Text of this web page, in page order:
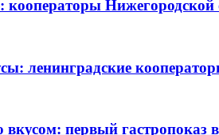
кооператоры
ленинградские
первый гастропоказ